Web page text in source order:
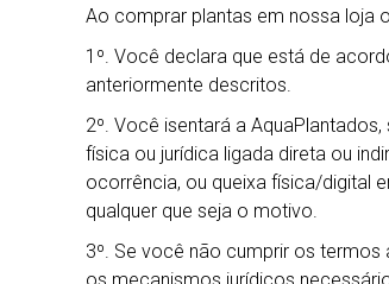
Ao comprar plantas em nossa loja
1º. Você declara que está de
anteriormente descritos.
2º. Você isentará a
física ou jurídica ligada direta ou
ocorrência, ou queixa física/digital
qualquer que seja o motivo.
3º. Se você não cumprir os
os mecanismos jurídicos